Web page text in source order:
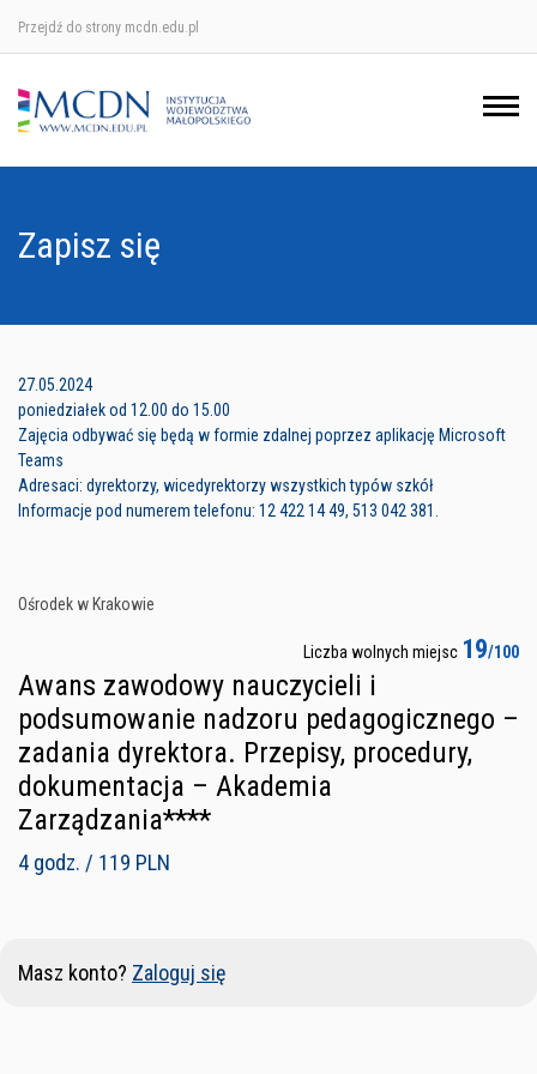
Przejdź do strony mcdn.edu.pl
Zapisz się
27.05.2024
poniedziałek od 12.00 do 15.00
Zajęcia odbywać się będą w formie zdalnej poprzez aplikację Microsoft
Teams
Adresaci: dyrektorzy, wicedyrektorzy wszystkich typów szkół
Informacje pod numerem telefonu: 12 422 14 49, 513 042 381.
Ośrodek w Krakowie
Liczba wolnych miejsc 19/100
Awans zawodowy nauczycieli i
podsumowanie nadzoru pedagogicznego –
zadania dyrektora. Przepisy, procedury,
dokumentacja – Akademia
Zarządzania****
4 godz. / 119 PLN
Masz konto? Zaloguj się
Ośrodek w Krakowie
Ośrodek w Nowym Sączu
Ośrodek w Tarnowie